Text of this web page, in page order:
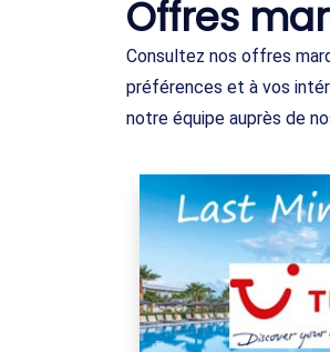
Offres
Consultez nos offres
préférences et à vos
notre équipe auprès de